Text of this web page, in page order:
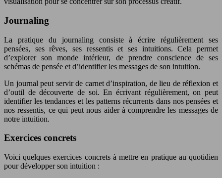
Journaling
La pratique du journaling consiste à écrire régulièrement ses
pensées, ses rêves, ses ressentis et ses intuitions. Cela permet
d’explorer son monde intérieur, de prendre conscience de ses
schémas de pensée et d’identifier les messages de son intuition.
Un journal peut servir de carnet d’inspiration, de lieu de réflexion et
d’outil de découverte de soi. En écrivant régulièrement, on peut
identifier les tendances et les patterns récurrents dans nos pensées et
nos ressentis, ce qui peut nous aider à comprendre les messages de
notre intuition.
Exercices concrets
Voici quelques exercices concrets à mettre en pratique au quotidien
pour développer son intuition :